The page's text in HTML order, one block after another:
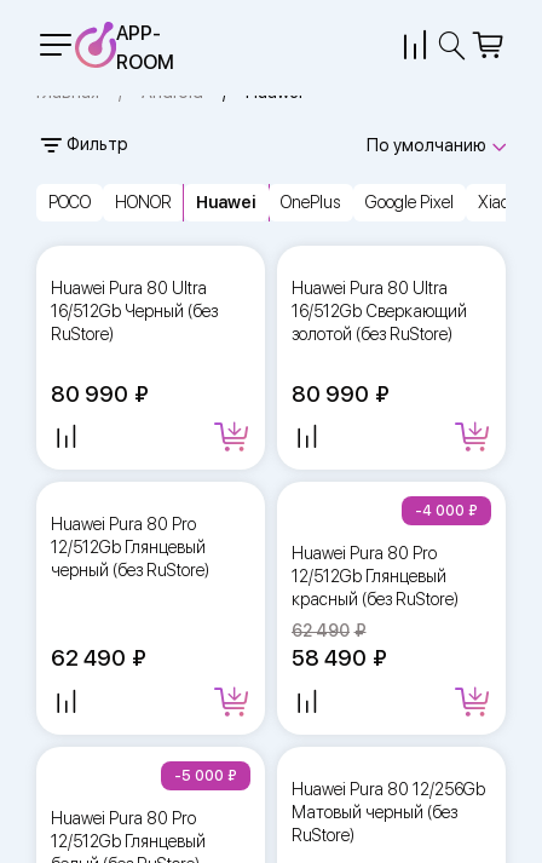
APP-
ROOM
Главная Android Huawei
POCO HONOR Huawei OnePlus Google Pixel Xiaomi
Фильтр По умолчанию
Huawei Pura 80 Ultra
16/512Gb Черный (без
RuStore)
80 990
Huawei Pura 80 Ultra
16/512Gb Сверкающий
золотой (без RuStore)
80 990
Huawei Pura 80 Pro
12/512Gb Глянцевый
черный (без RuStore)
62 490
Huawei Pura 80 Pro
12/512Gb Глянцевый
красный (без RuStore)
62 490
58 490
-4 000
Huawei Pura 80 Pro
12/512Gb Глянцевый
-5 000
Huawei Pura 80 12/256Gb
Матовый черный (без
RuStore)